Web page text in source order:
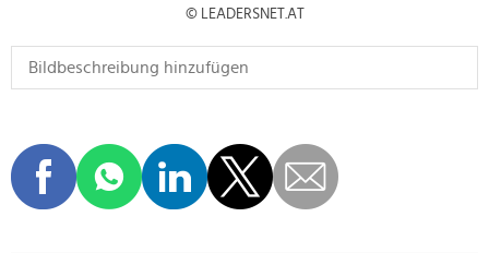
© LEADERSNET.AT